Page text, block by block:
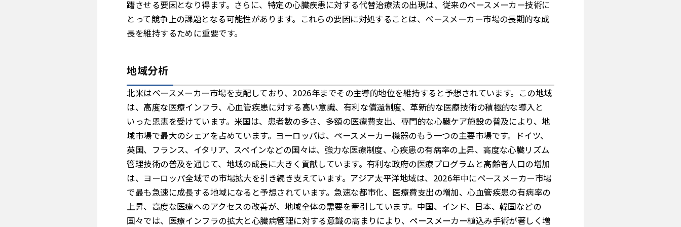
躇させる要因となり得ます。さらに、特定の心臓疾患に対する代替治療法の出現は、従来のペースメーカー技術に
とって競争上の課題となる可能性があります。これらの要因に対処することは、ペースメーカー市場の長期的な成
長を維持するために重要です。
地域分析
北米はペースメーカー市場を支配しており、2026年までその主導的地位を維持すると予想されています。この地域
は、高度な医療インフラ、心血管疾患に対する高い意識、有利な償還制度、革新的な医療技術の積極的な導入と
いった恩恵を受けています。米国は、患者数の多さ、多額の医療費支出、専門的な心臓ケア施設の普及により、地
域市場で最大のシェアを占めています。ヨーロッパは、ペースメーカー機器のもう一つの主要市場です。ドイツ、
英国、フランス、イタリア、スペインなどの国々は、強力な医療制度、心疾患の有病率の上昇、高度な心臓リズム
管理技術の普及を通じて、地域の成長に大きく貢献しています。有利な政府の医療プログラムと高齢者人口の増加
は、ヨーロッパ全域での市場拡大を引き続き支えています。アジア太平洋地域は、2026年中にペースメーカー市場
で最も急速に成長する地域になると予想されています。急速な都市化、医療費支出の増加、心血管疾患の有病率の
上昇、高度な医療へのアクセスの改善が、地域全体の需要を牽引しています。中国、インド、日本、韓国などの
国々では、医療インフラの拡大と心臓病管理に対する意識の高まりにより、ペースメーカー植込み手術が著しく増